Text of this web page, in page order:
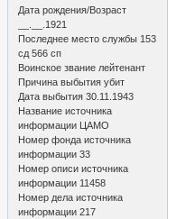
Дата рождения/Возраст
__.__.1921
Последнее место службы 153
сд 566 сп
Воинское звание лейтенант
Причина выбытия убит
Дата выбытия 30.11.1943
Название источника
информации ЦАМО
Номер фонда источника
информации 33
Номер описи источника
информации 11458
Номер дела источника
информации 217